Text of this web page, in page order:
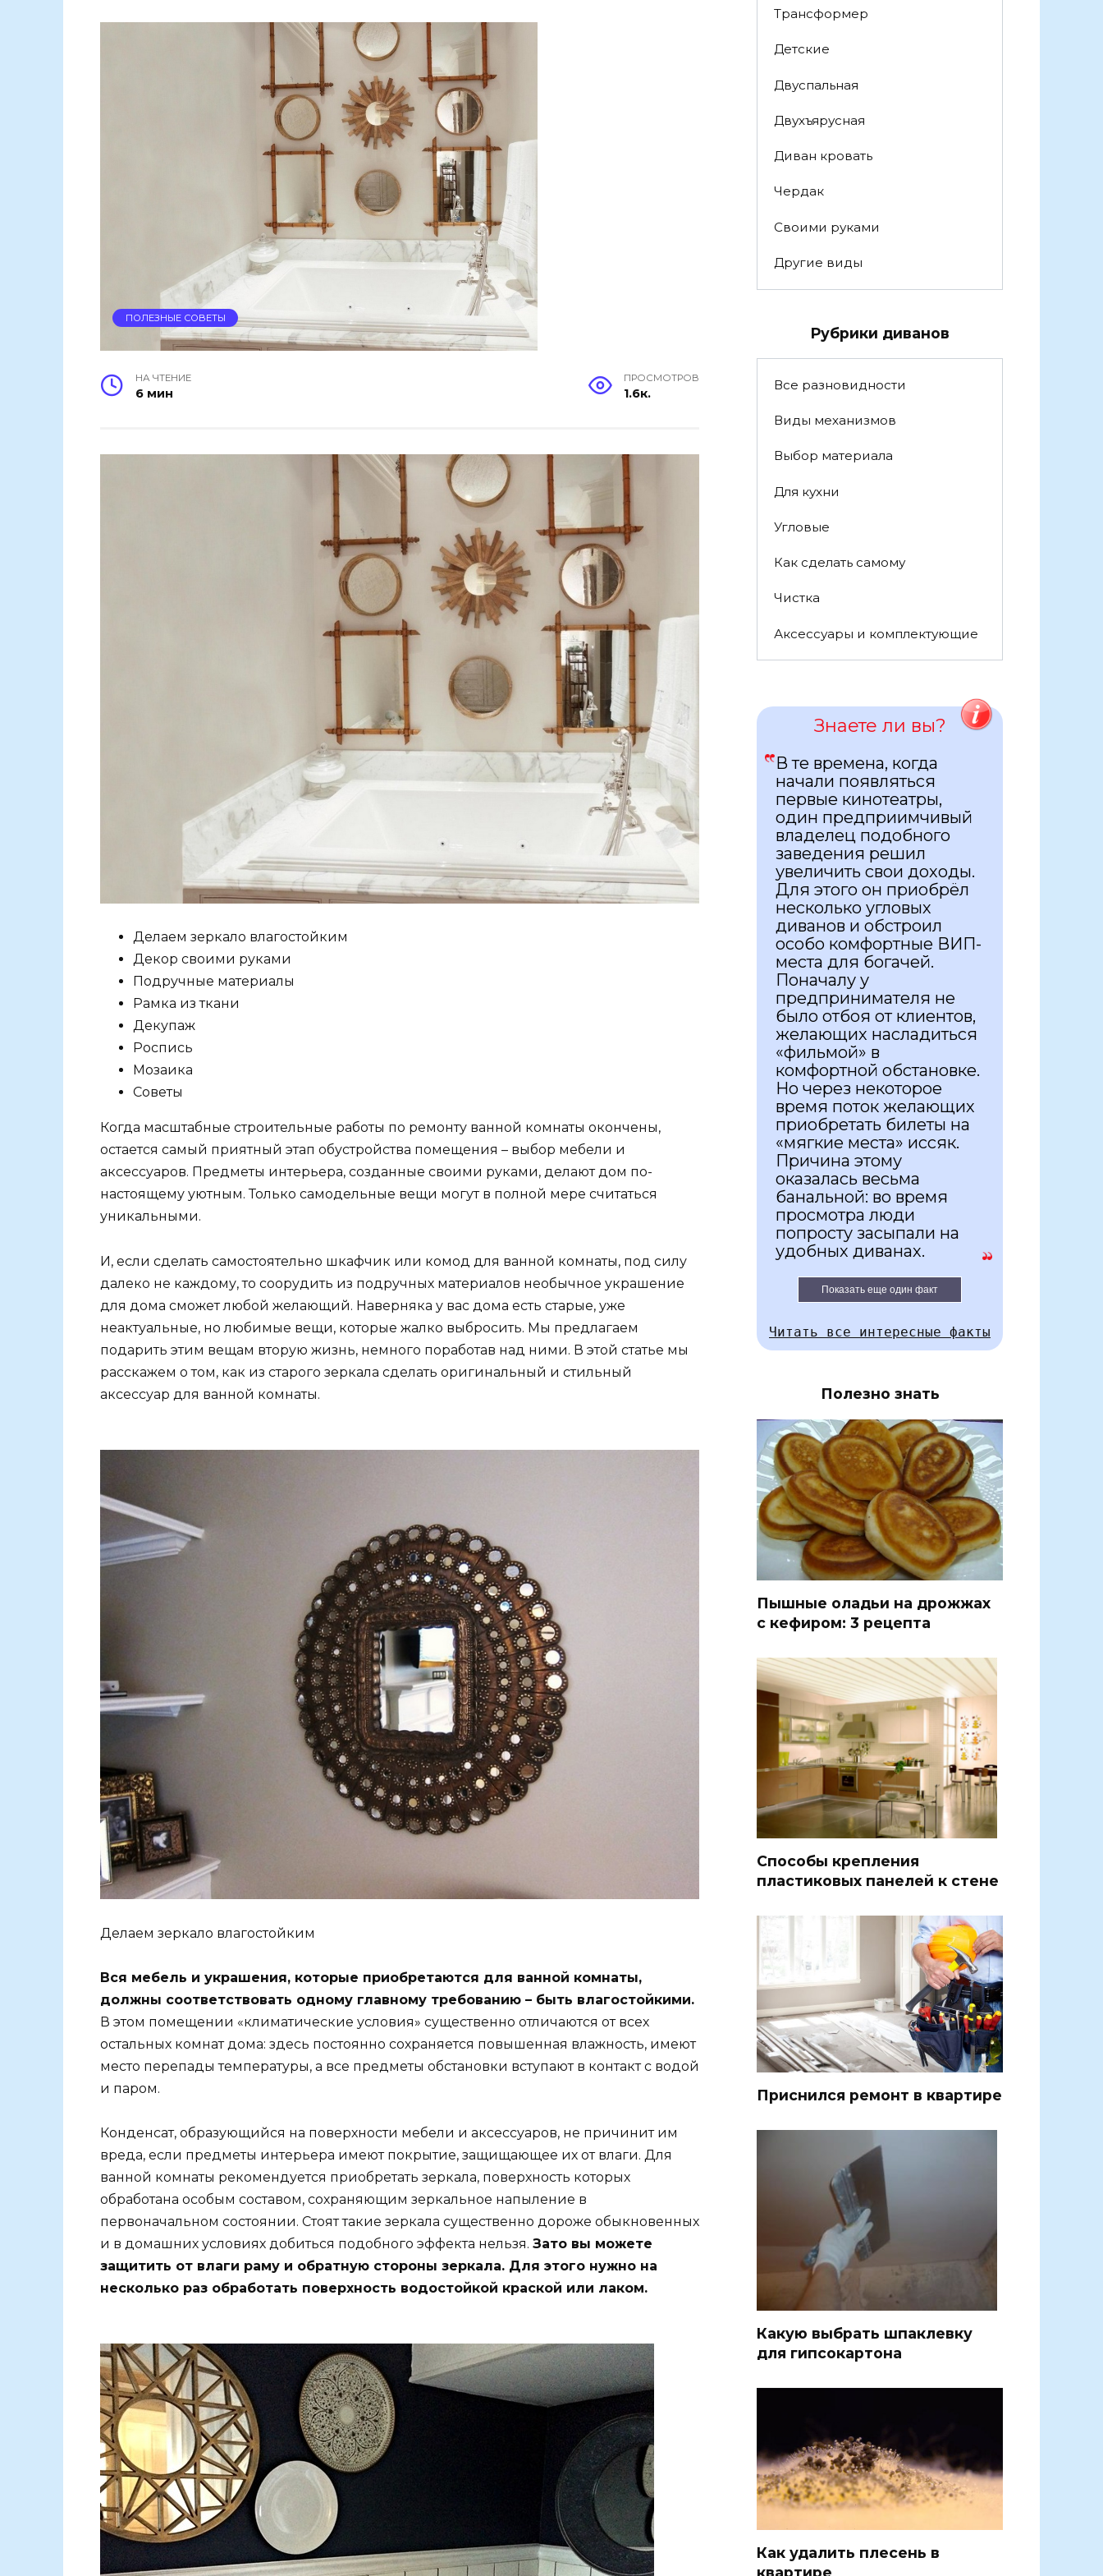
ПОЛЕЗНЫЕ СОВЕТЫ
НА ЧТЕНИЕ
6 мин
ПРОСМОТРОВ
1.6к.
Делаем зеркало влагостойким
Декор своими руками
Подручные материалы
Рамка из ткани
Декупаж
Роспись
Мозаика
Советы
Когда масштабные строительные работы по ремонту ванной комнаты окончены,
остается самый приятный этап обустройства помещения – выбор мебели и
аксессуаров. Предметы интерьера, созданные своими руками, делают дом по-
настоящему уютным. Только самодельные вещи могут в полной мере считаться
уникальными.
И, если сделать самостоятельно шкафчик или комод для ванной комнаты, под силу
далеко не каждому, то соорудить из подручных материалов необычное украшение
для дома сможет любой желающий. Наверняка у вас дома есть старые, уже
неактуальные, но любимые вещи, которые жалко выбросить. Мы предлагаем
подарить этим вещам вторую жизнь, немного поработав над ними. В этой статье мы
расскажем о том, как из старого зеркала сделать оригинальный и стильный
аксессуар для ванной комнаты.
Делаем зеркало влагостойким
Вся мебель и украшения, которые приобретаются для ванной комнаты,
должны соответствовать одному главному требованию – быть влагостойкими.
В этом помещении «климатические условия» существенно отличаются от всех
остальных комнат дома: здесь постоянно сохраняется повышенная влажность, имеют
место перепады температуры, а все предметы обстановки вступают в контакт с водой
и паром.
Конденсат, образующийся на поверхности мебели и аксессуаров, не причинит им
вреда, если предметы интерьера имеют покрытие, защищающее их от влаги. Для
ванной комнаты рекомендуется приобретать зеркала, поверхность которых
обработана особым составом, сохраняющим зеркальное напыление в
первоначальном состоянии. Стоят такие зеркала существенно дороже обыкновенных
и в домашних условиях добиться подобного эффекта нельзя. Зато вы можете
защитить от влаги раму и обратную стороны зеркала. Для этого нужно на
несколько раз обработать поверхность водостойкой краской или лаком.
Трансформер
Детские
Двуспальная
Двухъярусная
Диван кровать
Чердак
Своими руками
Другие виды
Рубрики диванов
Все разновидности
Виды механизмов
Выбор материала
Для кухни
Угловые
Как сделать самому
Чистка
Аксессуары и комплектующие
Знаете ли вы?
В те времена, когда
начали появляться
первые кинотеатры,
один предприимчивый
владелец подобного
заведения решил
увеличить свои доходы.
Для этого он приобрёл
несколько угловых
диванов и обстроил
особо комфортные ВИП-
места для богачей.
Поначалу у
предпринимателя не
было отбоя от клиентов,
желающих насладиться
«фильмой» в
комфортной обстановке.
Но через некоторое
время поток желающих
приобретать билеты на
«мягкие места» иссяк.
Причина этому
оказалась весьма
банальной: во время
просмотра люди
попросту засыпали на
удобных диванах.
Показать еще один факт
Читать все интересные факты
Полезно знать
Пышные оладьи на дрожжах
с кефиром: 3 рецепта
Способы крепления
пластиковых панелей к стене
Приснился ремонт в квартире
Какую выбрать шпаклевку
для гипсокартона
Как удалить плесень в
квартире